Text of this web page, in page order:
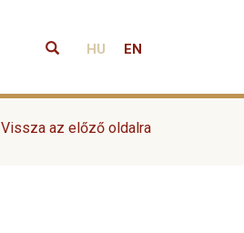
HU EN
Vissza az előző oldalra